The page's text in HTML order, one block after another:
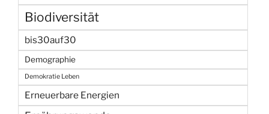
Biodiversität
bis30auf30
Demographie
Demokratie Leben
Erneuerbare Energien